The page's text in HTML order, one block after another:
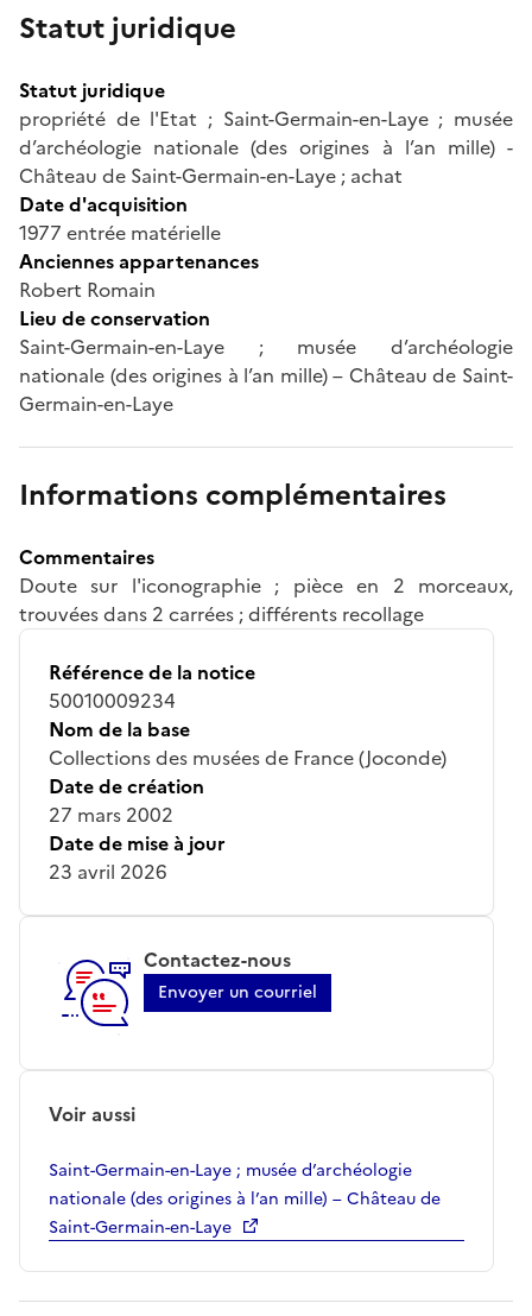
Statut juridique
Statut juridique
propriété de l'Etat ; Saint-Germain-en-Laye ; musée
d’archéologie nationale (des origines à l’an mille) -
Château de Saint-Germain-en-Laye ; achat
Date d'acquisition
1977 entrée matérielle
Anciennes appartenances
Robert Romain
Lieu de conservation
Saint-Germain-en-Laye ; musée d’archéologie
nationale (des origines à l’an mille) – Château de Saint-
Germain-en-Laye
Informations complémentaires
Commentaires
Doute sur l'iconographie ; pièce en 2 morceaux,
trouvées dans 2 carrées ; différents recollage
Référence de la notice
50010009234
Nom de la base
Collections des musées de France (Joconde)
Date de création
27 mars 2002
Date de mise à jour
23 avril 2026
Contactez-nous
Envoyer un courriel
Voir aussi
Saint-Germain-en-Laye ; musée d’archéologie
nationale (des origines à l’an mille) – Château de
Saint-Germain-en-Laye